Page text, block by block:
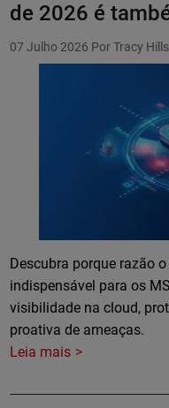
de 2026 é
07 Julho 2026 Por Tracy
Descubra porque razão
indispensável para os
visibilidade na cloud,
proativa de ameaças.
Leia mais